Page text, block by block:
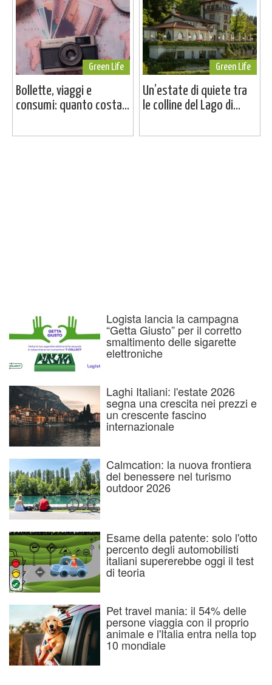
Green Life
Bollette, viaggi e
consumi: quanto costa...
Green Life
Un’estate di quiete tra
le colline del Lago di...
Logista lancia la campagna
“Getta Giusto” per il corretto
smaltimento delle sigarette
elettroniche
Laghi Italiani: l'estate 2026
segna una crescita nei prezzi e
un crescente fascino
internazionale
Calmcation: la nuova frontiera
del benessere nel turismo
outdoor 2026
Esame della patente: solo l'otto
percento degli automobilisti
italiani supererebbe oggi il test
di teoria
Pet travel mania: il 54% delle
persone viaggia con il proprio
animale e l'Italia entra nella top
10 mondiale